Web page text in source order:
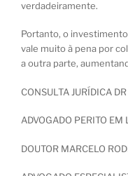
verdadeiramente.
Portanto, o investimento
vale muito à pena por
a outra parte,
CONSULTA JURÍDICA
ADVOGADO PERITO EM
DOUTOR MARCELO